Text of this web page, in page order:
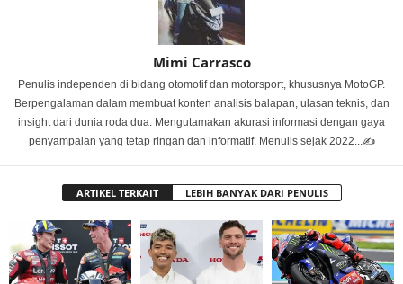
Mimi Carrasco
Penulis independen di bidang otomotif dan motorsport, khususnya MotoGP.
Berpengalaman dalam membuat konten analisis balapan, ulasan teknis, dan
insight dari dunia roda dua. Mengutamakan akurasi informasi dengan gaya
penyampaian yang tetap ringan dan informatif. Menulis sejak 2022...✍️
ARTIKEL TERKAIT LEBIH BANYAK DARI PENULIS